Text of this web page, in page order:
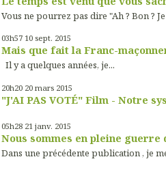
Vous ne pourrez pas dire "Ah ? Bon ?
03h57 10 sept. 2015
Mais que fait la Franc-
Il y a quelques années, je...
20h20 20 mars 2015
"J'AI PAS VOTÉ" Film - Notre
05h28 21 janv. 2015
Nous sommes en pleine guerre
Dans une précédente publication , je